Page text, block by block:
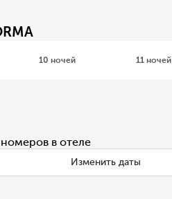
10 ночей 11 ночей
в отеле
Изменить даты